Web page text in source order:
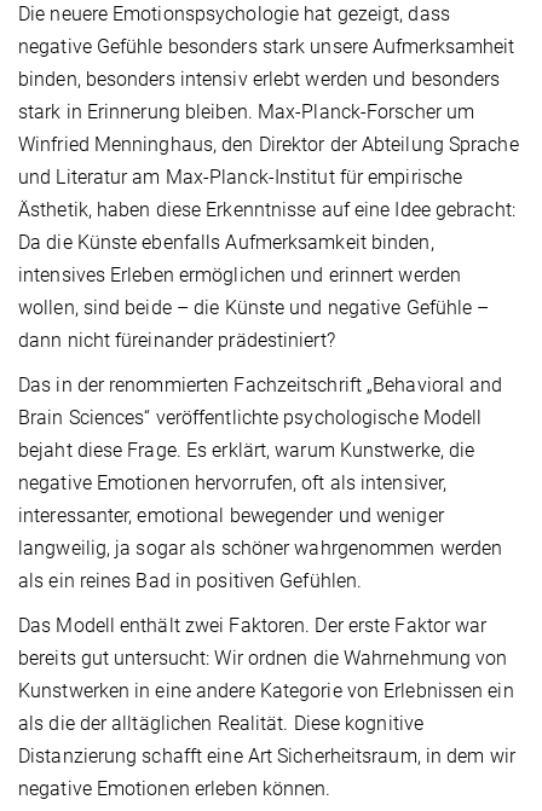
Die neuere Emotionspsychologie hat gezeigt, dass
negative Gefühle besonders stark unsere Aufmerksamheit
binden, besonders intensiv erlebt werden und besonders
stark in Erinnerung bleiben. Max-Planck-Forscher um
Winfried Menninghaus, den Direktor der Abteilung Sprache
und Literatur am Max-Planck-Institut für empirische
Ästhetik, haben diese Erkenntnisse auf eine Idee gebracht:
Da die Künste ebenfalls Aufmerksamkeit binden,
intensives Erleben ermöglichen und erinnert werden
wollen, sind beide – die Künste und negative Gefühle –
dann nicht füreinander prädestiniert?
Das in der renommierten Fachzeitschrift „Behavioral and
Brain Sciences“ veröffentlichte psychologische Modell
bejaht diese Frage. Es erklärt, warum Kunstwerke, die
negative Emotionen hervorrufen, oft als intensiver,
interessanter, emotional bewegender und weniger
langweilig, ja sogar als schöner wahrgenommen werden
als ein reines Bad in positiven Gefühlen.
Das Modell enthält zwei Faktoren. Der erste Faktor war
bereits gut untersucht: Wir ordnen die Wahrnehmung von
Kunstwerken in eine andere Kategorie von Erlebnissen ein
als die der alltäglichen Realität. Diese kognitive
Distanzierung schafft eine Art Sicherheitsraum, in dem wir
negative Emotionen erleben können.